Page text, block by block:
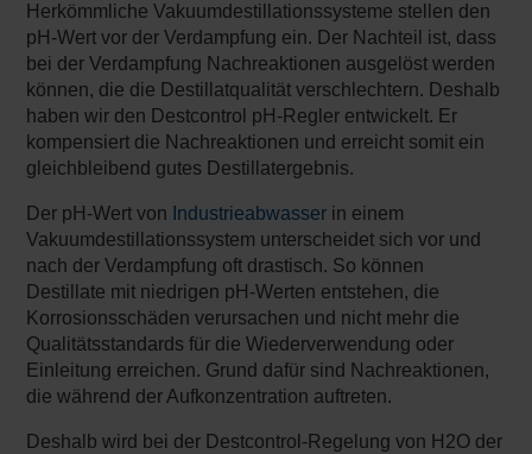
Herkömmliche Vakuumdestillationssysteme stellen den
pH-Wert vor der Verdampfung ein. Der Nachteil ist, dass
bei der Verdampfung Nachreaktionen ausgelöst werden
können, die die Destillatqualität verschlechtern. Deshalb
haben wir den Destcontrol pH-Regler entwickelt. Er
kompensiert die Nachreaktionen und erreicht somit ein
gleichbleibend gutes Destillatergebnis.
Der pH-Wert von Industrieabwasser in einem
Vakuumdestillationssystem unterscheidet sich vor und
nach der Verdampfung oft drastisch. So können
Destillate mit niedrigen pH-Werten entstehen, die
Korrosionsschäden verursachen und nicht mehr die
Qualitäts­standards für die Wiederverwendung oder
Einleitung erreichen. Grund dafür sind Nachreaktionen,
die während der Aufkonzentration auftreten.
Deshalb wird bei der Destcontrol-Regelung von H2O der